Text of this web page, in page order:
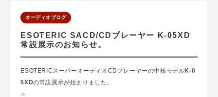
オーディオブログ
ESOTERIC SACD/CDプレーヤー K-05XD
常設展示のお知らせ。
ESOTERICスーパーオーディオCDプレーヤーの中核モデルK-0
5XDの常設展示が始まりました。
＞